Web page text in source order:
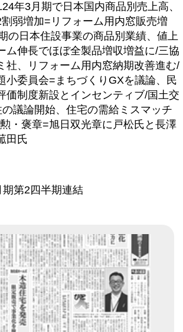
年3月期で日本国内商品別売上高、
割弱増加=リフォーム用内窓販売増
の日本住設事業の商品別業績、値上
ム伸長でほぼ全製品増収増益に/三協
社、リフォーム用内窓納期改善進む/
小委員会=まちづくりGXを議論、民
価制度新設とインセンティブ/国土交
議論開始、住宅の需給ミスマッチ
・褒章=旭日双光章に戸松氏と長澤
田氏
第2四半期連結